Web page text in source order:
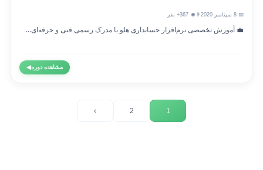
👨‍🎓 367+ نفر
💼 آموزش تخصصی نرم‌افزار حسابداری هلو با مدرک رسمی فنی و حرفه‌ای...
مشاهده دوره◀